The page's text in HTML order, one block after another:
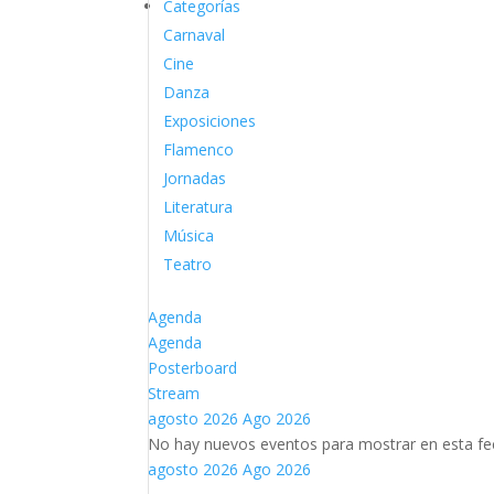
Categorías
Carnaval
Cine
Danza
Exposiciones
Flamenco
Jornadas
Literatura
Música
Teatro
Agenda
Agenda
Posterboard
Stream
agosto 2026 Ago 2026
No hay nuevos eventos para mostrar en esta
agosto 2026 Ago 2026